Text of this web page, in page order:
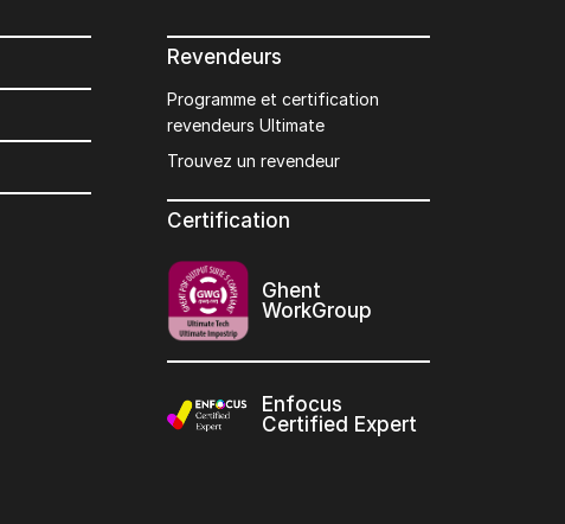
Revendeurs
Programme et certification
revendeurs Ultimate
Trouvez un revendeur
Certification
Ghent
WorkGroup
Enfocus
Certified Expert